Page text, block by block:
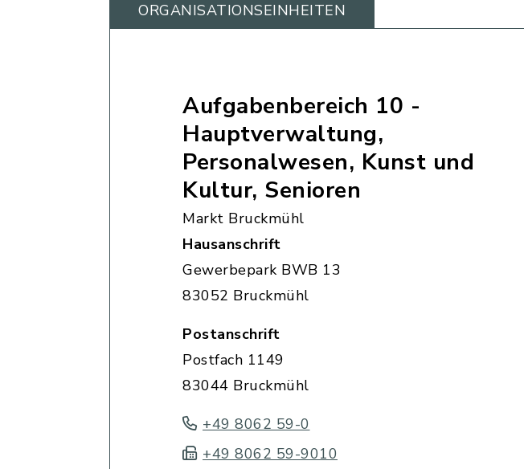
ORGANISATIONS­EINHEITEN
Aufgabenbereich 10 -
Hauptverwaltung,
Personalwesen, Kunst und
Kultur, Senioren
Markt Bruckmühl
Hausanschrift
Gewerbepark BWB 13
83052 Bruckmühl
Postanschrift
Postfach 1149
83044 Bruckmühl
+49 8062 59-0
+49 8062 59-9010